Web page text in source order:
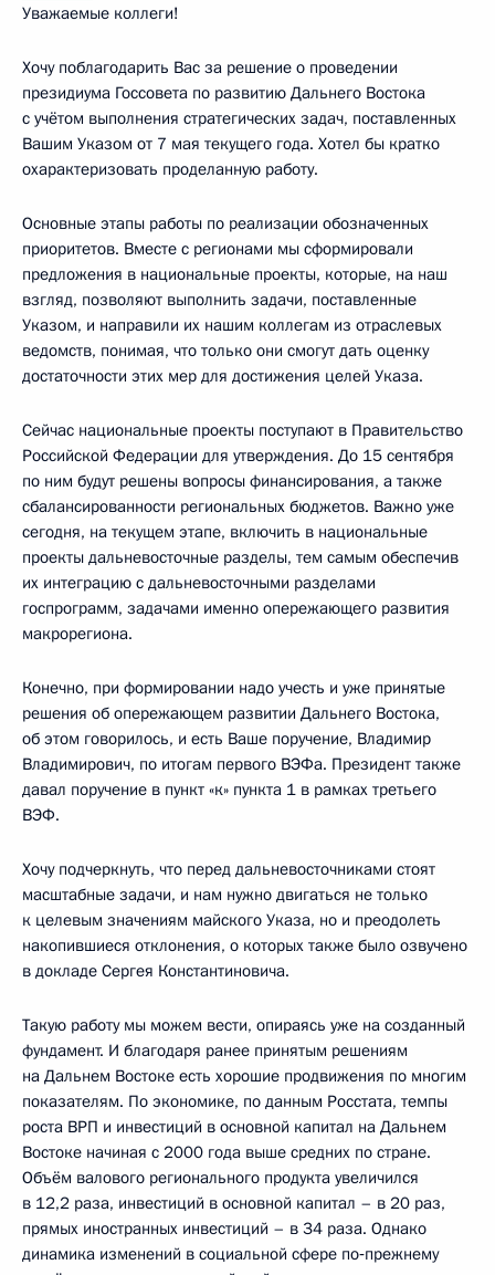
Уважаемые коллеги!
Хочу поблагодарить Вас за решение о проведении
президиума Госсовета по развитию Дальнего Востока
с учётом выполнения стратегических задач, поставленных
Вашим Указом от 7 мая текущего года. Хотел бы кратко
охарактеризовать проделанную работу.
Основные этапы работы по реализации обозначенных
приоритетов. Вместе с регионами мы сформировали
предложения в национальные проекты, которые, на наш
взгляд, позволяют выполнить задачи, поставленные
Указом, и направили их нашим коллегам из отраслевых
ведомств, понимая, что только они смогут дать оценку
достаточности этих мер для достижения целей Указа.
Сейчас национальные проекты поступают в Правительство
Российской Федерации для утверждения. До 15 сентября
по ним будут решены вопросы финансирования, а также
сбалансированности региональных бюджетов. Важно уже
сегодня, на текущем этапе, включить в национальные
проекты дальневосточные разделы, тем самым обеспечив
их интеграцию с дальневосточными разделами
госпрограмм, задачами именно опережающего развития
макрорегиона.
Конечно, при формировании надо учесть и уже принятые
решения об опережающем развитии Дальнего Востока,
об этом говорилось, и есть Ваше поручение, Владимир
Владимирович, по итогам первого ВЭФа. Президент также
давал поручение в пункт «к» пункта 1 в рамках третьего
ВЭФ.
Хочу подчеркнуть, что перед дальневосточниками стоят
масштабные задачи, и нам нужно двигаться не только
к целевым значениям майского Указа, но и преодолеть
накопившиеся отклонения, о которых также было озвучено
в докладе Сергея Константиновича.
Такую работу мы можем вести, опираясь уже на созданный
фундамент. И благодаря ранее принятым решениям
на Дальнем Востоке есть хорошие продвижения по многим
показателям. По экономике, по данным Росстата, темпы
роста ВРП и инвестиций в основной капитал на Дальнем
Востоке начиная с 2000 года выше средних по стране.
Объём валового регионального продукта увеличился
в 12,2 раза, инвестиций в основной капитал – в 20 раз,
прямых иностранных инвестиций – в 34 раза. Однако
динамика изменений в социальной сфере по‑прежнему